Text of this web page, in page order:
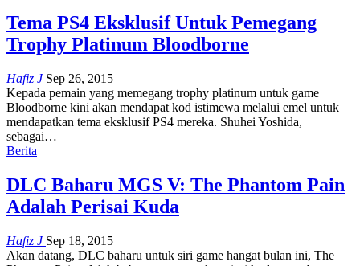
Tema PS4 Eksklusif Untuk Pemegang
Trophy Platinum Bloodborne
Hafiz J Sep 26, 2015
Kepada pemain yang memegang trophy platinum untuk game
Bloodborne kini akan mendapat kod istimewa melalui emel untuk
mendapatkan tema eksklusif PS4 mereka. Shuhei Yoshida,
sebagai…
Berita
DLC Baharu MGS V: The Phantom Pain
Adalah Perisai Kuda
Hafiz J Sep 18, 2015
Akan datang, DLC baharu untuk siri game hangat bulan ini, The